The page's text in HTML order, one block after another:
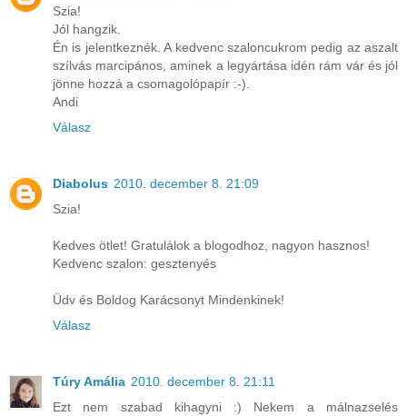
Szia!
Jól hangzik.
Én is jelentkeznék. A kedvenc szaloncukrom pedig az aszalt
szílvás marcipános, aminek a legyártása idén rám vár és jól
jönne hozzá a csomagolópapír :-).
Andi
Válasz
Diabolus 2010. december 8. 21:09
Szia!
Kedves ötlet! Gratulálok a blogodhoz, nagyon hasznos!
Kedvenc szalon: gesztenyés
Üdv és Boldog Karácsonyt Mindenkinek!
Válasz
Túry Amália 2010. december 8. 21:11
Ezt nem szabad kihagyni :) Nekem a málnazselés